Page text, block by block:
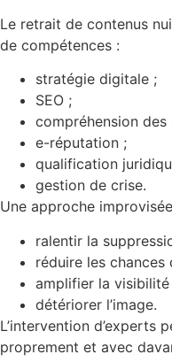
Le retrait de contenus
de compétences :
stratégie digitale ;
SEO ;
compréhension
e-réputation ;
qualification
gestion de crise.
Une approche
ralentir la
réduire les chances
amplifier la
détériorer l’image.
L’intervention d’experts
proprement et avec